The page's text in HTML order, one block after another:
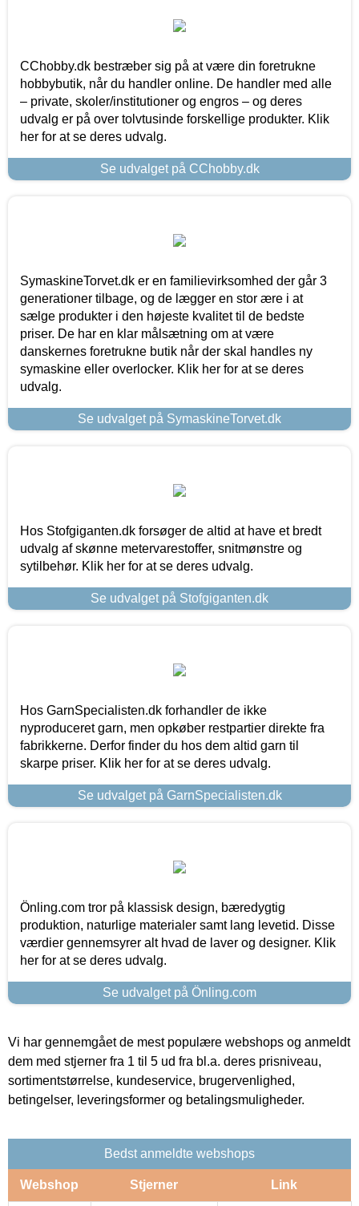
CChobby.dk bestræber sig på at være din foretrukne
hobbybutik, når du handler online. De handler med alle
– private, skoler/institutioner og engros – og deres
udvalg er på over tolvtusinde forskellige produkter. Klik
her for at se deres udvalg.
Se udvalget på CChobby.dk
SymaskineTorvet.dk er en familievirksomhed der går 3
generationer tilbage, og de lægger en stor ære i at
sælge produkter i den højeste kvalitet til de bedste
priser. De har en klar målsætning om at være
danskernes foretrukne butik når der skal handles ny
symaskine eller overlocker. Klik her for at se deres
udvalg.
Se udvalget på SymaskineTorvet.dk
Hos Stofgiganten.dk forsøger de altid at have et bredt
udvalg af skønne metervarestoffer, snitmønstre og
sytilbehør. Klik her for at se deres udvalg.
Se udvalget på Stofgiganten.dk
Hos GarnSpecialisten.dk forhandler de ikke
nyproduceret garn, men opkøber restpartier direkte fra
fabrikkerne. Derfor finder du hos dem altid garn til
skarpe priser. Klik her for at se deres udvalg.
Se udvalget på GarnSpecialisten.dk
Önling.com tror på klassisk design, bæredygtig
produktion, naturlige materialer samt lang levetid. Disse
værdier gennemsyrer alt hvad de laver og designer. Klik
her for at se deres udvalg.
Se udvalget på Önling.com
Vi har gennemgået de mest populære webshops og anmeldt
dem med stjerner fra 1 til 5 ud fra bl.a. deres prisniveau,
sortimentstørrelse, kundeservice, brugervenlighed,
betingelser, leveringsformer og betalingsmuligheder.
Bedst anmeldte webshops
Webshop Stjerner Link